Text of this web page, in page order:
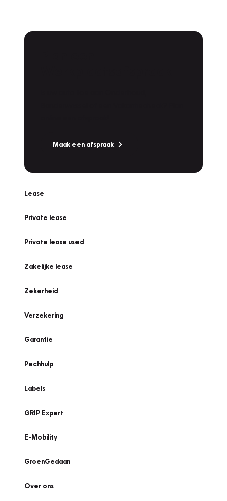
Maak een afspraak
Lease
Private lease
Private lease used
Zakelijke lease
Zekerheid
Verzekering
Garantie
Pechhulp
Labels
GRIP Expert
E-Mobility
GroenGedaan
Over ons